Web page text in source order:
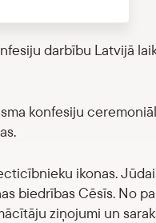
darbību Latvijā
konfesiju
ikonas.
biedrības Cēsīs. No
ziņojumi un